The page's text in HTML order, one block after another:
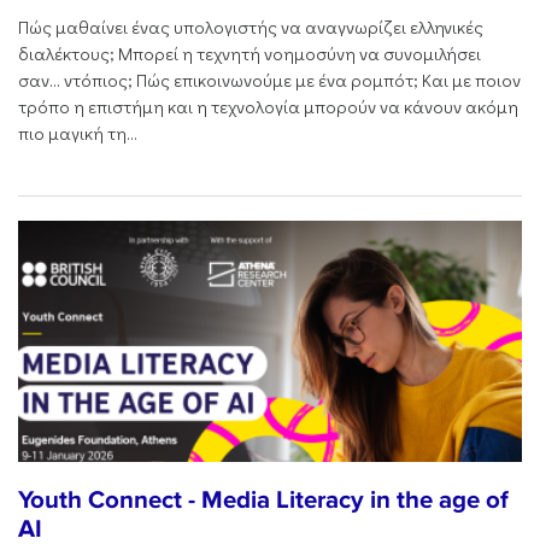
Πώς μαθαίνει ένας υπολογιστής να αναγνωρίζει ελληνικές
διαλέκτους; Μπορεί η τεχνητή νοημοσύνη να συνομιλήσει
σαν… ντόπιος; Πώς επικοινωνούμε με ένα ρομπότ; Και με ποιον
τρόπο η επιστήμη και η τεχνολογία μπορούν να κάνουν ακόμη
πιο μαγική τη...
Youth Connect - Media Literacy in the age of
AI